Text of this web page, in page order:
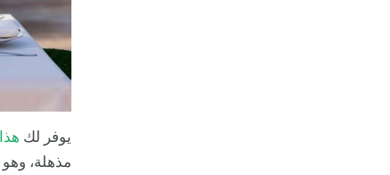
يوفر لك
مذهلة،